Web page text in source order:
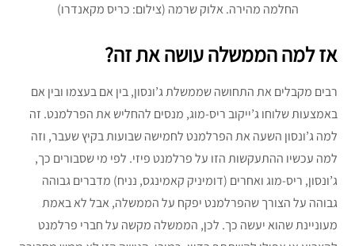
החלמה מהירה. אלוק שרמה (צילום: כריס מקאנדרו)
אז למה הממשלה עושה את זה?
רבים מקבלים את התחושה שממשלת ג’ונסון, בין אם בעצמו ובין אם
באמצעות שלוחו ג’ייקוב ריס-מוג, מנסים להחליש את הפרלמנט. זה
למה ג’ונסון השעה את הפרלמנט לחמישה שבועות בקיץ שעבר, וזה
למה עכשיו ההתעקשות הזו על פרלמנט פיזי. לפי מי שסבורים כך,
ג’ונסון, ריס-מוג ואחרים (דומיניק קאמינגס, נניח) מדברים גבוהה
גבוהה על הצורך שהפרלמנט יפקח על הממשלה, אבל לא באמת
מעוניינת שהוא יעשה כך. לכן, הממשלה מקשה על חברי פרלמנט